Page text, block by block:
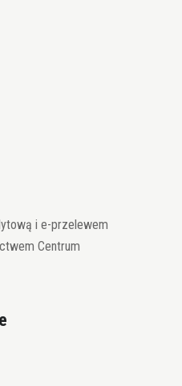
i e-przelewem
Centrum